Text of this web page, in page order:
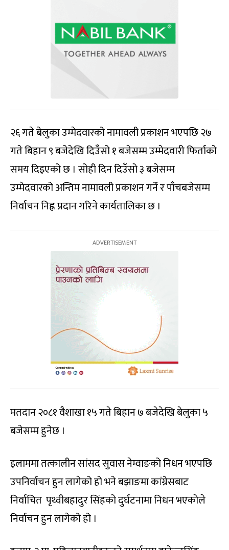
२६ गते बेलुका उम्मेदवारको नामावली प्रकाशन भएपछि २७
गते बिहान ९ बजेदेखि दिउँसो १ बजेसम्म उम्मेदवारी फिर्ताको
समय दिइएको छ । सोही दिन दिउँसो ३ बजेसम्म
उम्मेदवारको अन्तिम नामावली प्रकाशन गर्ने र पाँचबजेसम्म
निर्वाचन निह्न प्रदान गरिने कार्यतालिका छ ।
मतदान २०८१ वैशाखा १५ गते बिहान ७ बजेदेखि बेलुका ५
बजेसम्म हुनेछ ।
इलाममा तत्कालीन सांसद सुवास नेम्वाङको निधन भएपछि
उपनिर्वाचन हुन लागेको हो भने बझाङमा कांग्रेसबाट
निर्वाचित पृथ्वीबहादुर सिंहको दुर्घटनामा निधन भएकोले
निर्वाचन हुन लागेको हो ।